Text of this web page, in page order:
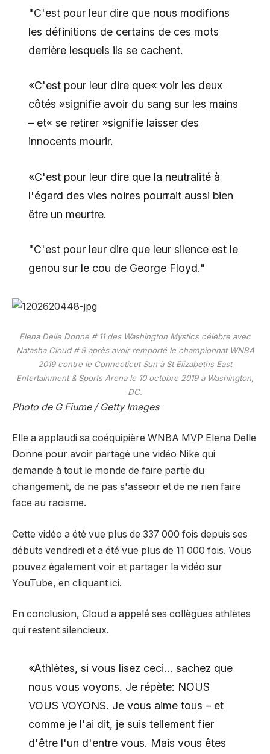
"C'est pour leur dire que nous modifions
les définitions de certains de ces mots
derrière lesquels ils se cachent.
«C'est pour leur dire que« voir les deux
côtés »signifie avoir du sang sur les mains
– et« se retirer »signifie laisser des
innocents mourir.
«C'est pour leur dire que la neutralité à
l'égard des vies noires pourrait aussi bien
être un meurtre.
"C'est pour leur dire que leur silence est le
genou sur le cou de George Floyd."
Elena Delle Donne # 11 des Washington Mystics célèbre avec
Natasha Cloud # 9 après avoir remporté le championnat WNBA
2019 contre le Connecticut Sun à St Elizabeths East
Entertainment & Sports Arena le 10 octobre 2019 à Washington,
DC.
Photo de G Fiume / Getty Images
Elle a applaudi sa coéquipière WNBA MVP Elena Delle
Donne pour avoir partagé une vidéo Nike qui
demande à tout le monde de faire partie du
changement, de ne pas s'asseoir et de ne rien faire
face au racisme.
Cette vidéo a été vue plus de 337 000 fois depuis ses
débuts vendredi et a été vue plus de 11 000 fois. Vous
pouvez également voir et partager la vidéo sur
YouTube, en cliquant ici.
En conclusion, Cloud a appelé ses collègues athlètes
qui restent silencieux.
«Athlètes, si vous lisez ceci… sachez que
nous vous voyons. Je répète: NOUS
VOUS VOYONS. Je vous aime tous – et
comme je l'ai dit, je suis tellement fier
d'être l'un d'entre vous. Mais vous êtes